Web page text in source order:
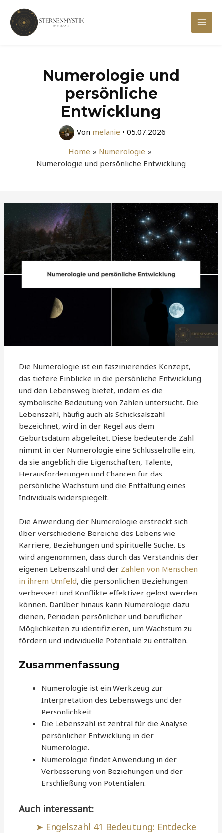
Inhalt
springen
Main
Numerologie und
persönliche
Entwicklung
Von melanie • 05.07.2026
Home
Numerologie
Numerologie und persönliche Entwicklung
Die Numerologie ist ein faszinierendes Konzept,
das tiefere Einblicke in die persönliche Entwicklung
und den Lebensweg bietet, indem es die
symbolische Bedeutung von Zahlen untersucht. Die
Lebenszahl, häufig auch als Schicksalszahl
bezeichnet, wird in der Regel aus dem
Geburtsdatum abgeleitet. Diese bedeutende Zahl
nimmt in der Numerologie eine Schlüsselrolle ein,
da sie angeblich die Eigenschaften, Talente,
Herausforderungen und Chancen für das
persönliche Wachstum und die Entfaltung eines
Individuals widerspiegelt.
Die Anwendung der Numerologie erstreckt sich
über verschiedene Bereiche des Lebens wie
Karriere, Beziehungen und spirituelle Suche. Es
wird angenommen, dass durch das Verständnis der
eigenen Lebenszahl und der Zahlen von Menschen
in ihrem Umfeld, die persönlichen Beziehungen
verbessert und Konflikte effektiver gelöst werden
können. Darüber hinaus kann Numerologie dazu
dienen, Perioden persönlicher und beruflicher
Möglichkeiten zu identifizieren, um Wachstum zu
fördern und individuelle Potentiale zu entfalten.
Zusammenfassung
Numerologie ist ein Werkzeug zur
Interpretation des Lebenswegs und der
Persönlichkeit.
Die Lebenszahl ist zentral für die Analyse
persönlicher Entwicklung in der
Numerologie.
Numerologie findet Anwendung in der
Verbesserung von Beziehungen und der
Erschließung von Potentialen.
Auch interessant:
Engelszahl 41 Bedeutung: Entdecke